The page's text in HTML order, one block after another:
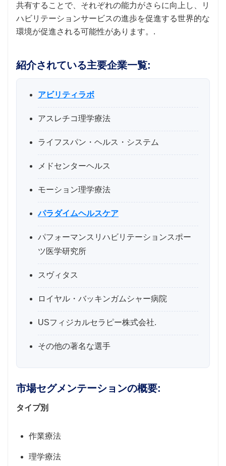
共有することで、それぞれの能力がさらに向上し、リ
ハビリテーションサービスの進歩を促進する世界的な
環境が促進される可能性があります。.
紹介されている主要企業一覧:
アビリティラボ
アスレチコ理学療法
ライフスパン・ヘルス・システム
メドセンターヘルス
モーション理学療法
パラダイムヘルスケア
パフォーマンスリハビリテーションスポー
ツ医学研究所
スヴィタス
ロイヤル・バッキンガムシャー病院
USフィジカルセラピー株式会社.
その他の著名な選手
市場セグメンテーションの概要:
タイプ別
作業療法
理学療法